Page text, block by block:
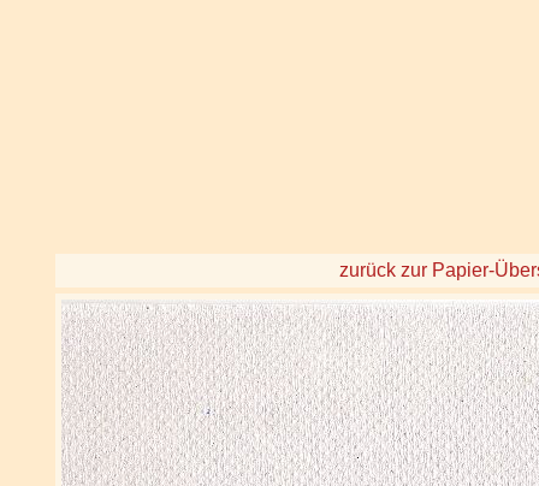
zurück zur Papier-